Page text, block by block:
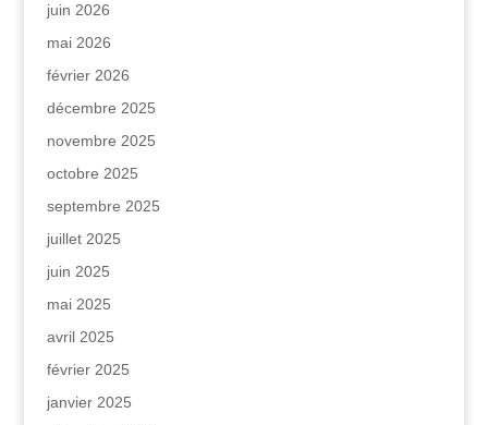
juin 2026
mai 2026
février 2026
décembre 2025
novembre 2025
octobre 2025
septembre 2025
juillet 2025
juin 2025
mai 2025
avril 2025
février 2025
janvier 2025